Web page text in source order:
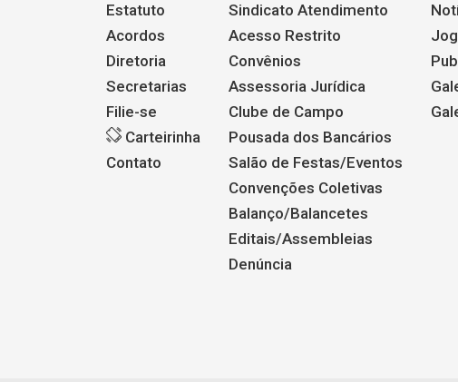
Estatuto
Acordos
Diretoria
Secretarias
Filie-se
Carteirinha
Contato
Sindicato Atendimento
Acesso Restrito
Convênios
Assessoria Jurídica
Clube de Campo
Pousada dos Bancários
Salão de Festas/Eventos
Convenções Coletivas
Balanço/Balancetes
Editais/Assembleias
Denúncia